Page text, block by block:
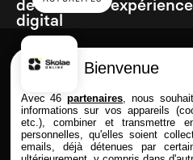
devient une
digital
FORMATIONS
Bienvenue
Avec 46partenaires , nous
informations sur vos appareils
etc.), combiner et transmettre
personnelles, qu'elles soient
emails, déjà détenues par